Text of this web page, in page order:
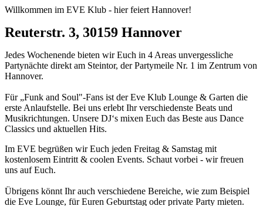
Willkommen im EVE Klub - hier feiert Hannover!
Reuterstr. 3, 30159 Hannover
Jedes Wochenende bieten wir Euch in 4 Areas unvergessliche
Partynächte direkt am Steintor, der Partymeile Nr. 1 im Zentrum von
Hannover.
Für „Funk and Soul"-Fans ist der Eve Klub Lounge & Garten die
erste Anlaufstelle. Bei uns erlebt Ihr verschiedenste Beats und
Musikrichtungen. Unsere DJ‘s mixen Euch das Beste aus Dance
Classics und aktuellen Hits.
Im EVE begrüßen wir Euch jeden Freitag & Samstag mit
kostenlosem Eintritt & coolen Events. Schaut vorbei - wir freuen
uns auf Euch.
Übrigens könnt Ihr auch verschiedene Bereiche, wie zum Beispiel
die Eve Lounge, für Euren Geburtstag oder private Party mieten.